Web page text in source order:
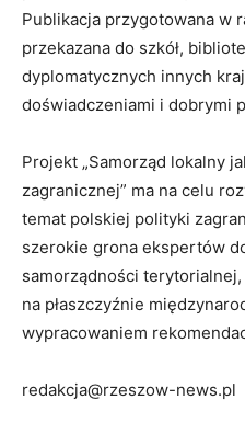
Publikacja przygotowana w
przekazana do szkół,
dyplomatycznych innych
doświadczeniami i dobrymi
Projekt „Samorząd lokalny
zagranicznej” ma na celu
temat polskiej polityki
szerokie grona ekspertów
samorządności
na płaszczyźnie
wypracowaniem
redakcja@rzeszow-news.pl